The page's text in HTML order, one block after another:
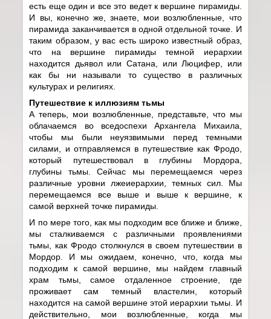
есть еще один и все это ведет к вершине пирамиды.
И вы, конечно же, знаете, мои возлюбленные, что
пирамида заканчивается в одной отдельной точке. И
таким образом, у вас есть широко известный образ,
что на вершине пирамиды темной иерархии
находится дьявол или Сатана, или Люцифер, или
как бы ни называли то существо в различных
культурах и религиях.
Путешествие к иллюзиям тьмы
А теперь, мои возлюбленные, представьте, что мы
облачаемся во вседоспехи Архангела Михаила,
чтобы мы были неуязвимыми перед темными
силами, и отправляемся в путешествие как Фродо,
который путешествовал в глубины Мордора,
глубины тьмы. Сейчас мы перемещаемся через
различные уровни лжеиерархии, темных сил. Мы
перемещаемся все выше и выше к вершине, к
самой верхней точке пирамиды.
И по мере того, как мы подходим все ближе и ближе,
мы сталкиваемся с различными проявлениями
тьмы, как Фродо столкнулся в своем путешествии в
Мордор. И мы ожидаем, конечно, что, когда мы
подходим к самой вершине, мы найдем главный
храм тьмы, самое отдаленное строение, где
проживает сам темный властелин, который
находится на самой вершине этой иерархии тьмы. И
действительно, мои возлюбленные, когда мы